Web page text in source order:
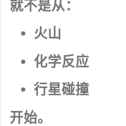
就不是从：
火山
化学反应
行星碰撞
开始。